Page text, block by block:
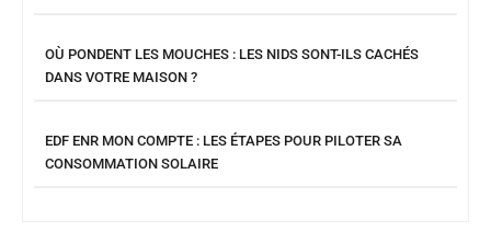
OÙ PONDENT LES MOUCHES : LES NIDS SONT-ILS CACHÉS
DANS VOTRE MAISON ?
EDF ENR MON COMPTE : LES ÉTAPES POUR PILOTER SA
CONSOMMATION SOLAIRE